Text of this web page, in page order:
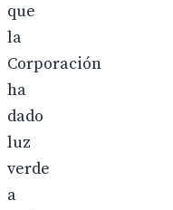
que
la
Corporación
ha
dado
luz
verde
a